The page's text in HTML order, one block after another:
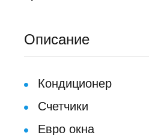
Описание
Кондиционер
Счетчики
Евро окна